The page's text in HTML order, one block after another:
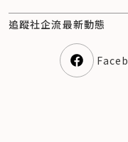
追蹤社企流最新動態